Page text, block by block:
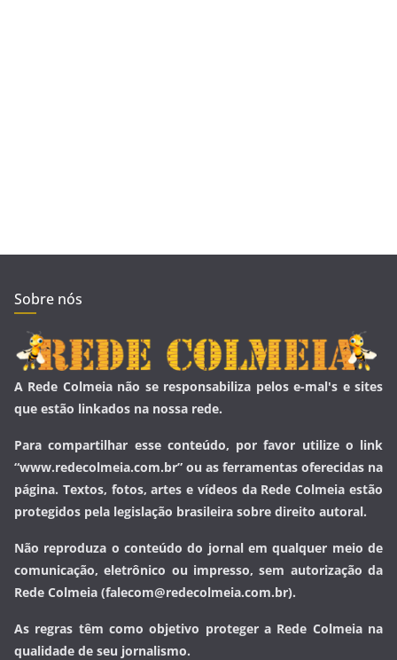
Sobre nós
A Rede Colmeia não se responsabiliza pelos e-mal's e sites
que estão linkados na nossa rede.
Para compartilhar esse conteúdo, por favor utilize o link
“www.redecolmeia.com.br” ou as ferramentas oferecidas na
página. Textos, fotos, artes e vídeos da Rede Colmeia estão
protegidos pela legislação brasileira sobre direito autoral.
Não reproduza o conteúdo do jornal em qualquer meio de
comunicação, eletrônico ou impresso, sem autorização da
Rede Colmeia (falecom@redecolmeia.com.br).
As regras têm como objetivo proteger a Rede Colmeia na
qualidade de seu jornalismo.